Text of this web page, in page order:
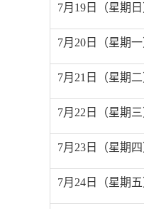
7月 19 日（星期日
7月 20 日（星期一
7月 21 日（星期二
7月 22 日（星期三
7月 23 日（星期四
7月 24 日（星期五